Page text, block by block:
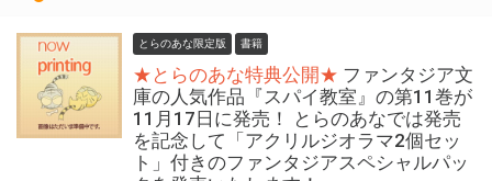
とらのあな限定版 書籍
★とらのあな特典公開★ ファンタジア文
庫の人気作品『スパイ教室』の第11巻が
11月17日に発売！ とらのあなでは発売
を記念して「アクリルジオラマ2個セッ
ト」付きのファンタジアスペシャルパッ